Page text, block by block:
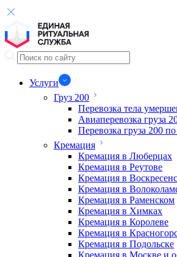
Услуги
Груз 200
Перевозка тела
Авиаперевозка груза
Перевозка груза 200
Кремация
Кремация в Люберцах
Кремация в Реутове
Кремация в
Кремация в
Кремация в Раменском
Кремация в Химках
Кремация в Королеве
Кремация в
Кремация в Подольске
Кремация в Москве и